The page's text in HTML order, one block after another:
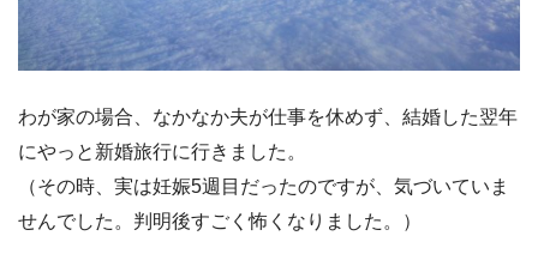
わが家の場合、なかなか夫が仕事を休めず、結婚した翌年
にやっと新婚旅行に行きました。
（その時、実は妊娠5週目だったのですが、気づいていま
せんでした。判明後すごく怖くなりました。）